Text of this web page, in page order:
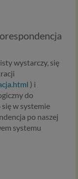
wystarczy, się
) i
do
w systemie
po naszej
systemu
podstawy
takich
a w
wystąpią, co do
lub
Umowa to,
i
danej usługi.
o realizację
umowy. W